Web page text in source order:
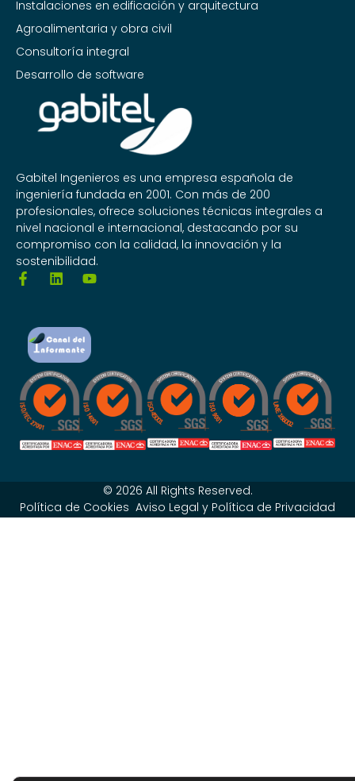
Gabitel Ingenieros es una empresa española de
ingeniería fundada en 2001. Con más de 200
profesionales, ofrece soluciones técnicas integrales a
nivel nacional e internacional, destacando por su
compromiso con la calidad, la innovación y la
sostenibilidad.
Instalaciones en edificación y arquitectura
Agroalimentaria y obra civil
Consultoría integral
Desarrollo de software
© 2026 All Rights Reserved.
Política de Cookies Aviso Legal y Política de Privacidad